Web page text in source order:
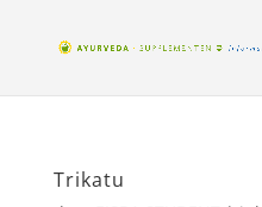
Trikatu